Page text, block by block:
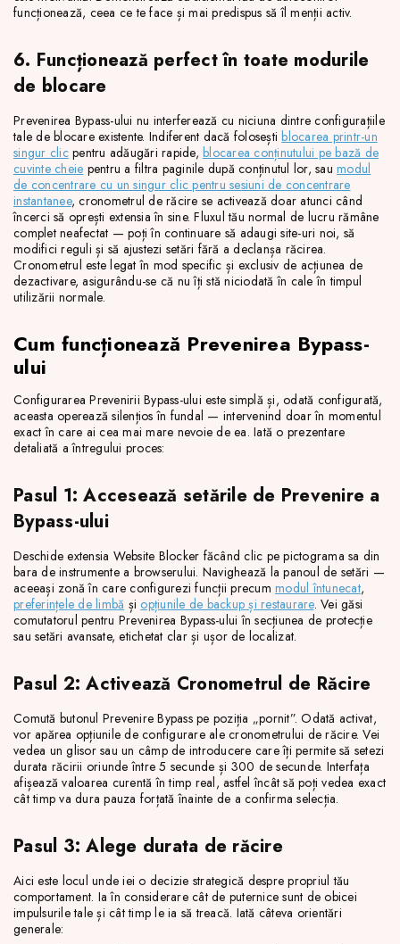
funcționează, ceea ce te face și mai predispus să îl menții activ.
6. Funcționează perfect în toate modurile
de blocare
Prevenirea Bypass-ului nu interferează cu niciuna dintre configurațiile
tale de blocare existente. Indiferent dacă foloseștiblocarea printr-un
singur clicpentru adăugări rapide, blocarea conținutului pe bază de
cuvinte cheie pentru a filtra paginile după conținutul lor, sau modul
de concentrare cu un singur clic pentru sesiuni de concentrare
instantanee, cronometrul de răcire se activează doar atunci când
încerci să oprești extensia în sine. Fluxul tău normal de lucru rămâne
complet neafectat — poți în continuare să adaugi site-uri noi, să
modifici reguli și să ajustezi setări fără a declanșa răcirea.
Cronometrul este legat în mod specific și exclusiv de acțiunea de
dezactivare, asigurându-se că nu îți stă niciodată în cale în timpul
utilizării normale.
Cum funcționează Prevenirea Bypass-
ului
Configurarea Prevenirii Bypass-ului este simplă și, odată configurată,
aceasta operează silențios în fundal — intervenind doar în momentul
exact în care ai cea mai mare nevoie de ea. Iată o prezentare
detaliată a întregului proces:
Pasul 1: Accesează setările de Prevenire a
Bypass-ului
Deschide extensia Website Blocker făcând clic pe pictograma sa din
bara de instrumente a browserului. Navighează la panoul de setări —
aceeași zonă în care configurezi funcții precum modul întunecat,
preferințele de limbă și opțiunile de backup și restaurare. Vei găsi
comutatorul pentru Prevenirea Bypass-ului în secțiunea de protecție
sau setări avansate, etichetat clar și ușor de localizat.
Pasul 2: Activează Cronometrul de Răcire
Comută butonul Prevenire Bypass pe poziția „pornit”. Odată activat,
vor apărea opțiunile de configurare ale cronometrului de răcire. Vei
vedea un glisor sau un câmp de introducere care îți permite să setezi
durata răcirii oriunde între 5 secunde și 300 de secunde. Interfața
afișează valoarea curentă în timp real, astfel încât să poți vedea exact
cât timp va dura pauza forțată înainte de a confirma selecția.
Pasul 3: Alege durata de răcire
Aici este locul unde iei o decizie strategică despre propriul tău
comportament. Ia în considerare cât de puternice sunt de obicei
impulsurile tale și cât timp le ia să treacă. Iată câteva orientări
generale: